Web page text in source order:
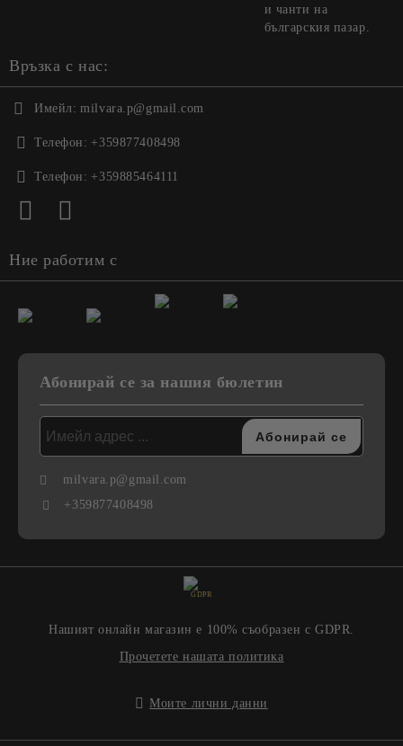
и чанти на
българския пазар.
Връзка с нас:
Имейл: milvara.p@gmail.com
Телефон: +359877408498
Телефон: +359885464111
Ние работим с
Абонирай се за нашия бюлетин
milvara.p@gmail.com
+359877408498
GDPR
Нашият онлайн магазин е 100% съобразен с GDPR.
Прочетете нашата политика
Моите лични данни